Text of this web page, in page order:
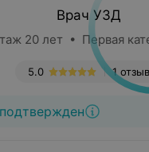
Врач УЗД
20 лет • Первая
1 отзыв
5.0